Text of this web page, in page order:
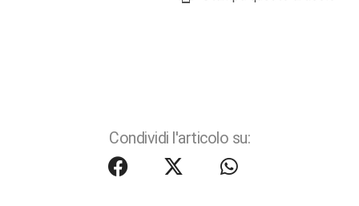
Condividi l'articolo su: